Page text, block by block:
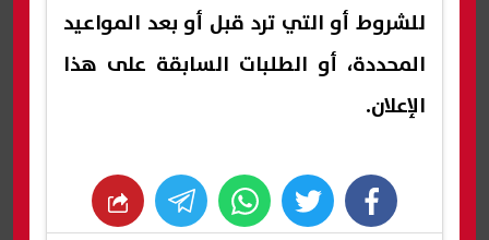
للشروط أو التي ترد قبل أو بعد المواعيد
المحددة، أو الطلبات السابقة على هذا
الإعلان.
facebook
twitter
whats